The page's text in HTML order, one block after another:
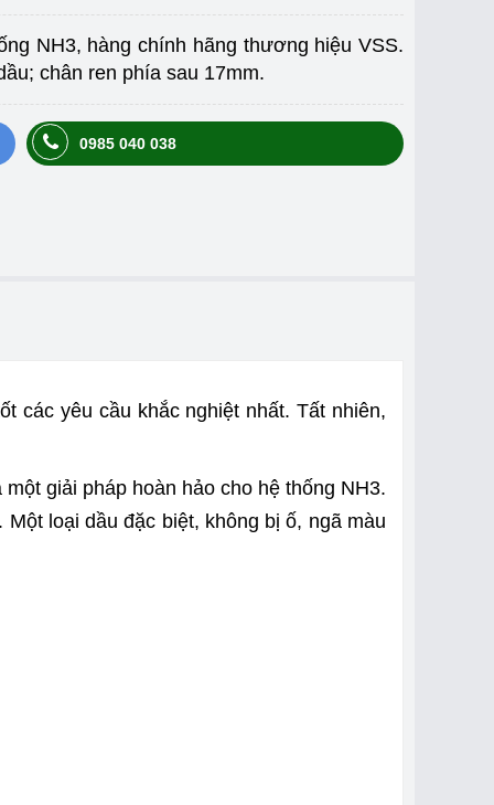
NH3, hàng chính hãng thương hiệu VSS.
chân ren phía sau 17mm.
0985 040 038
các yêu cầu khắc nghiệt nhất. Tất nhiên,
giải pháp hoàn hảo cho hệ thống NH3.
loại dầu đặc biệt, không bị ố, ngã màu